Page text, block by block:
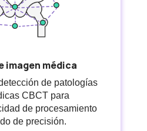
imagen médica
de patologías
CBCT para
de procesamiento
de precisión.